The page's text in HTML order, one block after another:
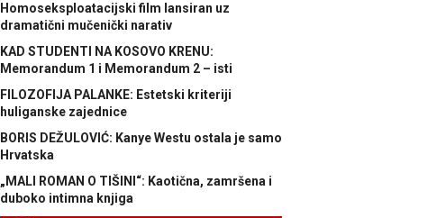
Homoseksploatacijski film lansiran uz
dramatični mučenički narativ
KAD STUDENTI NA KOSOVO KRENU:
Memorandum 1 i Memorandum 2 – isti
FILOZOFIJA PALANKE: Estetski kriteriji
huliganske zajednice
BORIS DEŽULOVIĆ: Kanye Westu ostala je samo
Hrvatska
„MALI ROMAN O TIŠINI“: Kaotična, zamršena i
duboko intimna knjiga